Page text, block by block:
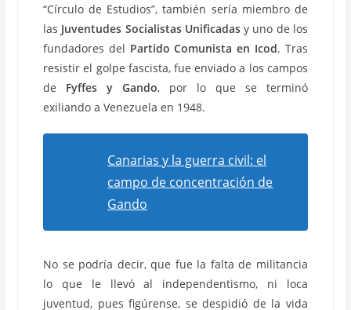
“Círculo de Estudios”, también sería miembro de
las Juventudes Socialistas Unificadasy uno de los
fundadores del Partido Comunista en Icod. Tras
resistir el golpe fascista, fue enviado a los campos
de Fyffes y Gando, por lo que se terminó
exiliando a Venezuela en 1948.
Canarias y la guerra civil: el
campo de concentración de
Gando
No se podría decir, que fue la falta de militancia
lo que le llevó al independentismo, ni loca
juventud, pues figúrense, se despidió de la vida